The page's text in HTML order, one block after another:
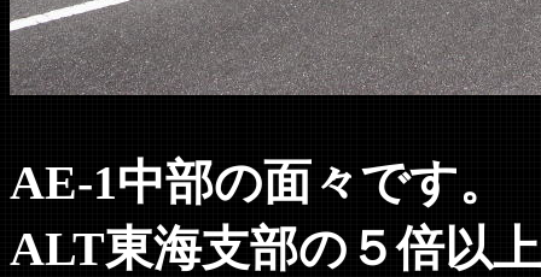
AE-1中部の面々です。
ALT東海支部の５倍以